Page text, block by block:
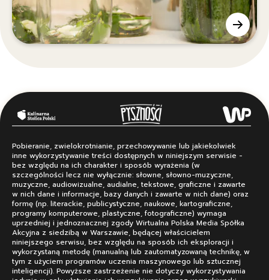
Pobieranie, zwielokrotnianie, przechowywanie lub jakiekolwiek
inne wykorzystywanie treści dostępnych w niniejszym serwisie -
bez względu na ich charakter i sposób wyrażenia (w
szczególności lecz nie wyłącznie: słowne, słowno-muzyczne,
muzyczne, audiowizualne, audialne, tekstowe, graficzne i zawarte
w nich dane i informacje, bazy danych i zawarte w nich dane) oraz
formę (np. literackie, publicystyczne, naukowe, kartograficzne,
programy komputerowe, plastyczne, fotograficzne) wymaga
uprzedniej i jednoznacznej zgody Wirtualna Polska Media Spółka
Akcyjna z siedzibą w Warszawie, będącej właścicielem
niniejszego serwisu, bez względu na sposób ich eksploracji i
wykorzystaną metodę (manualną lub zautomatyzowaną technikę, w
tym z użyciem programów uczenia maszynowego lub sztucznej
inteligencji). Powyższe zastrzeżenie nie dotyczy wykorzystywania